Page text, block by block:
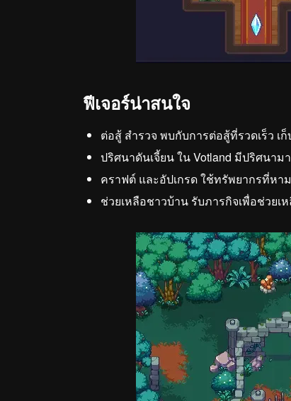
ฟีเจอร์น่าสนใจ
ต่อสู้ สำรวจ พบกับการต่อสู้ที่รวดเร็ว เ
ปริศนาดันเจี้ยน ใน Votland มีปริศนา
คราฟต์ และอัปเกรด ใช้ทรัพยากรที่หา
ช่วยเหลือชาวบ้าน รับภารกิจเพื่อช่วย